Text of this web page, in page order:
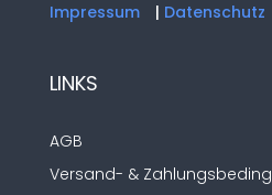
Impressum
| Datenschutz
LINKS
AGB
Versand- &